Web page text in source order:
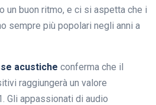
un buon ritmo, e ci si aspetta che i
sempre più popolari negli anni a
acustiche conferma che il
raggiungerà un valore
Gli appassionati di audio